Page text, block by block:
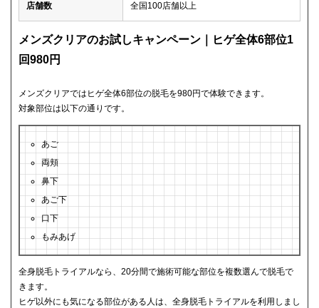
店舗数 全国100店舗以上
メンズクリアのお試しキャンペーン｜ヒゲ全体6部位1
回980円
メンズクリアではヒゲ全体6部位の脱毛を980円で体験できます。
対象部位は以下の通りです。
あご
両頬
鼻下
あご下
口下
もみあげ
全身脱毛トライアルなら、20分間で施術可能な部位を複数選んで脱毛で
きます。
ヒゲ以外にも気になる部位がある人は、全身脱毛トライアルを利用しまし